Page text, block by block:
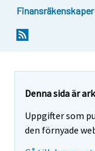
Finansräkenskaper
Denna sida är
Uppgifter som
den förnyade